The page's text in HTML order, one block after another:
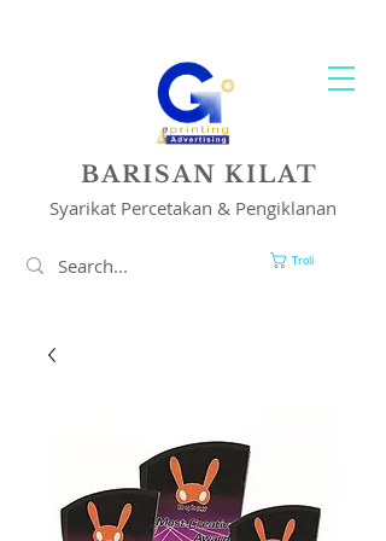
BARISAN KILAT
Syarikat Percetakan & Pengiklanan
Troli